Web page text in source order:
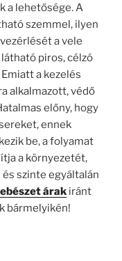
a lehetősége. A
szemmel, ilyen
a vele
piros, célzó
a kezelés
alkalmazott, védő
előny, hogy
ennek
be, a folyamat
a környezetét,
szinte egyáltalán
árakiránt
bármelyikén!